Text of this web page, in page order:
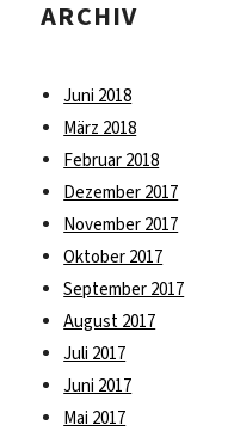
ARCHIV
Juni 2018
März 2018
Februar 2018
Dezember 2017
November 2017
Oktober 2017
September 2017
August 2017
Juli 2017
Juni 2017
Mai 2017